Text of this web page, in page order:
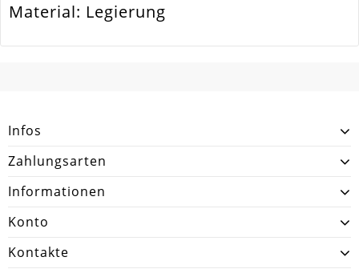
Material: Legierung
Infos
Zahlungsarten
Informationen
Konto
Kontakte